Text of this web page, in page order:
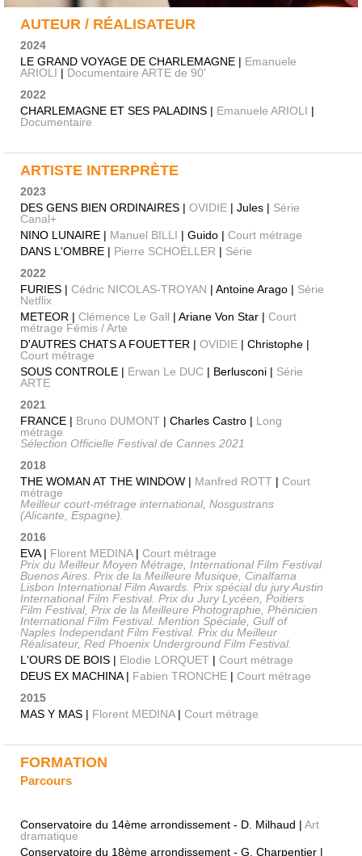
AUTEUR / RÉALISATEUR
2024
LE GRAND VOYAGE DE CHARLEMAGNE | Emanuele
ARIOLI | Documentaire ARTE de 90'
2022
CHARLEMAGNE ET SES PALADINS | Emanuele ARIOLI |
Documentaire
ARTISTE INTERPRÈTE
2023
DES GENS BIEN ORDINAIRES | OVIDIE | Jules | Série
Canal+
NINO LUNAIRE | Manuel BILLI | Guido | Court métrage
DANS L'OMBRE | Pierre SCHOËLLER | Série
2022
FURIES | Cédric NICOLAS-TROYAN | Antoine Arago | Série
Netflix
METEOR | Clémence Le Gall | Ariane Von Star | Court
métrage Fémis / Arte
D'AUTRES CHATS A FOUETTER | OVIDIE | Christophe |
Court métrage
SOUS CONTROLE | Erwan Le DUC | Berlusconi | Série
ARTE
2021
FRANCE | Bruno DUMONT | Charles Castro | Long
métrage
Sélection Officielle Festival de Cannes 2021
2018
THE WOMAN AT THE WINDOW | Manfred ROTT | Court
métrage
Meilleur court-métrage international, Nosgustrans
(Alicante, Espagne).
2016
EVA | Florent MEDINA| Court métrage
Prix du Meilleur Moyen Métrage, International Film Festival
Buenos Aires. Prix de la Meilleure Musique, Cinalfama
Lisbon International Film Awards. Prix spécial du jury Austin
International Film Festival. Prix du Jury Lycéen, Poitiers
Film Festival, Prix de la Meilleure Photographie, Phénicien
International Film Festival. Mention Spéciale, Gulf of
Naples Independant Film Festival. Prix du Meilleur
Réalisateur, Red Phoenix Underground Film Festival.
L'OURS DE BOIS | Elodie LORQUET | Court métrage
DEUS EX MACHINA | Fabien TRONCHE | Court métrage
2015
MAS Y MAS | Florent MEDINA| Court métrage
FORMATION
Parcours
Conservatoire du 14ème arrondissement - D. Milhaud | Art
dramatique
Conservatoire du 18ème arrondissement - G. Charpentier |